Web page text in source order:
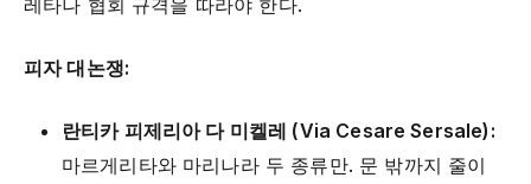
레타나 협회 규격을 따라야 한다.
피자 대논쟁:
란티카 피제리아 다 미켈레 (Via Cesare Sersale):
마르게리타와 마리나라 두 종류만. 문 밖까지 줄이